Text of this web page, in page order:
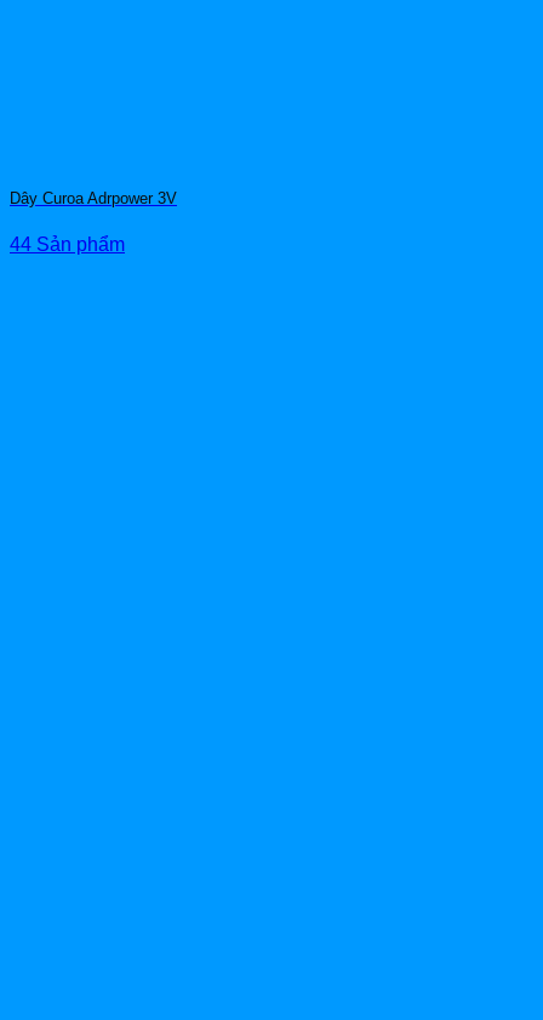
Dây Curoa Adrpower 3V
44 Sản phẩm